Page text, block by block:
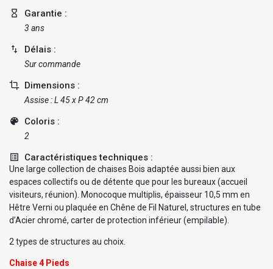
hourglass_empty Garantie :
3 ans
import_export Délais :
Sur commande
crop Dimensions :
Assise : L 45 x P 42 cm
color_lens Coloris :
2
list_alt Caractéristiques techniques :
Une large collection de chaises Bois adaptée aussi bien aux
espaces collectifs ou de détente que pour les bureaux (accueil
visiteurs, réunion). Monocoque multiplis, épaisseur 10,5 mm en
Hêtre Verni ou plaquée en Chêne de Fil Naturel, structures en tube
d’Acier chromé, carter de protection inférieur (empilable).
2 types de structures au choix.
Chaise 4 Pieds